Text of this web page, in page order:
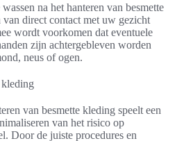
na het hanteren van besmette
direct contact met uw gezicht
wordt voorkomen dat eventuele
zijn achtergebleven worden
neus of ogen.
van besmette kleding speelt een
van het risico op
Door de juiste procedures en